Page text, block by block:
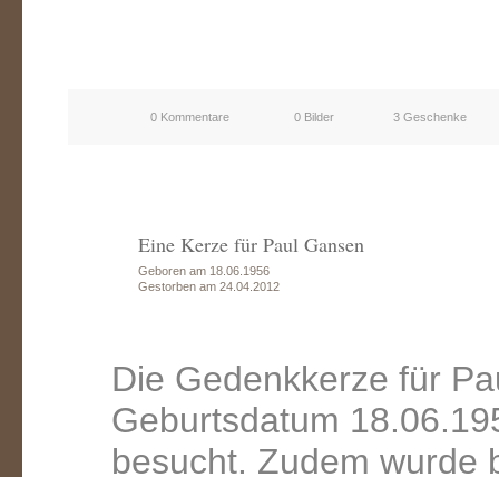
0 Kommentare 0 Bilder 3 Geschenke
Eine Kerze für Paul Gansen
Geboren am 18.06.1956
Gestorben am 24.04.2012
Die Gedenkkerze für
Geburtsdatum
besucht. Zudem wurde